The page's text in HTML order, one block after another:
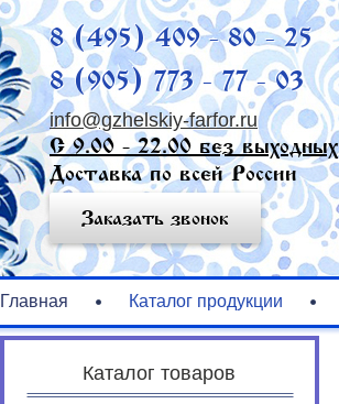
8 (495) 409 - 80 - 25
8 (905) 773 - 77 - 03
info@gzhelskiy-farfor.ru
С 9.00 - 22.00 без выходных
Доставка по всей России
Заказать звонок
Главная Каталог продукции
Каталог товаров